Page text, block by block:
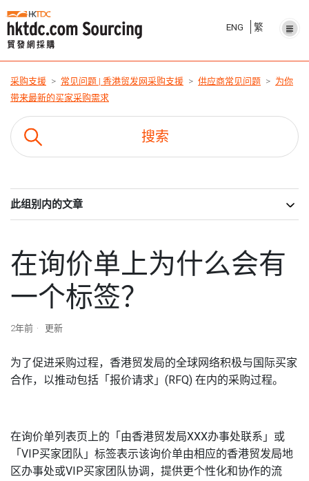
ENG 繁
采购支援 常见问题 | 香港贸发网采购支援 供应商常见问题
为你
带来最新的买家采购需求
此组别内的文章
在询价单上为什么会有
一个标签？
2年前 更新
为了促进采购过程，香港贸发局的全球网络积极与国际买家
合作，以推动包括「报价请求」(RFQ) 在内的采购过程。
在询价单列表页上的「由香港贸发局XXX办事处联系」或
「VIP买家团队」标签表示该询价单由相应的香港贸发局地
区办事处或VIP买家团队协调，提供更个性化和协作的流